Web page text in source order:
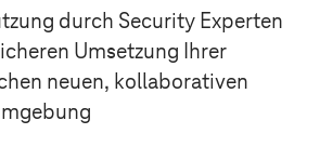
durch Security Experten
Umsetzung Ihrer
neuen, kollaborativen